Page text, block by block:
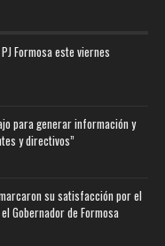
Formosa este viernes
para generar información y
y directivos”
su satisfacción por el
Gobernador de Formosa